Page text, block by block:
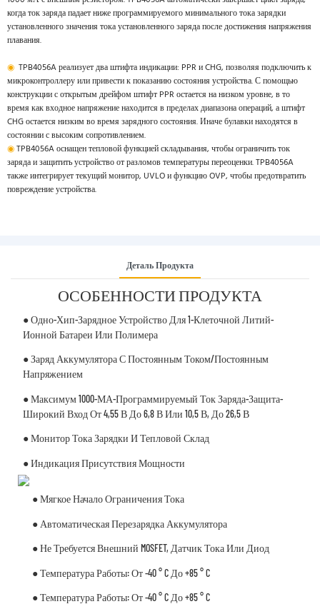
когда ток заряда падает ниже программируемого минимального тока зарядки
установленного значения тока установленного заряда после достижения напряжения
плавания.
◉ TPB4056A реализует два штифта индикации: PPR и CHG, позволяя подключить к
микроконтроллеру или привести к показанию состояния устройства. С помощью
конструкции с открытым дрейфом штифт PPR остается на низком уровне, в то
время как входное напряжение находится в пределах диапазона операций, а штифт
CHG остается низким во время зарядного состояния. Иначе булавки находятся в
состоянии с высоким сопротивлением.
◉TPB4056A оснащен тепловой функцией складывания, чтобы ограничить ток
заряда и защитить устройство от разломов температуры переоценки. TPB4056A
также интегрирует текущий монитор, UVLO и функцию OVP, чтобы предотвратить
повреждение устройства.
Деталь Продукта
ОСОБЕННОСТИ ПРОДУКТА
● Одно-Хип-Зарядное Устройство Для 1-Клеточной Литий-
Ионной Батареи Или Полимера
● Заряд Аккумулятора С Постоянным Током/постоянным
Напряжением
● Максимум 1000-МА-Программируемый Ток Заряда-Защита-
Широкий Вход От 4,55 В До 6,8 В Или 10,5 В, До 26,5 В
● Монитор Тока Зарядки И Тепловой Склад
● Индикация Присутствия Мощности
● Мягкое Начало Ограничения Тока
● Автоматическая Перезарядка Аккумулятора
● Не Требуется Внешний MOSFET, Датчик Тока Или Диод
● Температура Работы: От -40 ° C До +85 ° C
● Температура Работы: От -40 ° C До +85 ° C